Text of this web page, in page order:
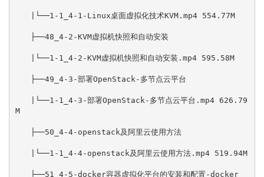
|└──1-1_4-1-Linux桌面虚拟化技术KVM.mp4 554.77M
├──48_4-2-KVM虚拟机快照和自动安装
|└──1-1_4-2-KVM虚拟机快照和自动安装.mp4 595.58M
├──49_4-3-部署OpenStack-多节点云平台
|└──1-1_4-3-部署OpenStack-多节点云平台.mp4 626.79
M
├──50_4-4-openstack及阿里云使用方法
|└──1-1_4-4-openstack及阿里云使用方法.mp4 519.94M
├──51_4-5-docker容器虚拟化平台的安装和配置-docker